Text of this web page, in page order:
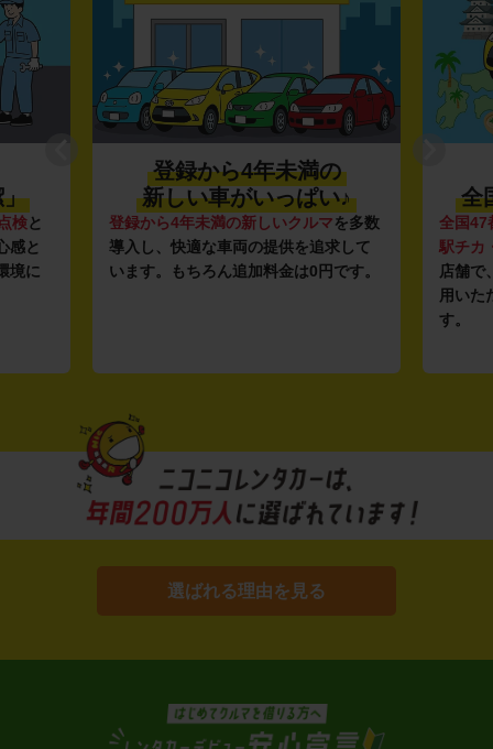
」
検と
感と
境に
登録から4年未満の
新しい車がいっぱい♪
登録から4年未満の新しいクルマを多数
導入し、快適な車両の提供を追求して
います。もちろん追加料金は0円です。
全
全国47
駅チカ
店舗で
用いた
す。
選ばれる理由を見る